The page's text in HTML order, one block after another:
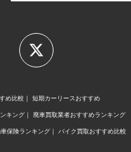
め比較 短期カーリースおすすめ
キング 廃車買取業者おすすめランキング
保険ランキング バイク買取おすすめ比較